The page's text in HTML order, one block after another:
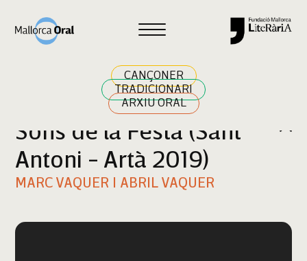
CANÇONER
TRADICIONARI
ARXIU ORAL
Cercar
Sons de la Festa (Sant
Antoni - Artà 2019)
MARC VAQUER I ABRIL VAQUER
Reproductor